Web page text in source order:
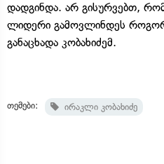
დადგინდა. არ გისურვებთ,
ლიდერი გამოვლინდეს
განაცხადა კობახიძემ.
თემები: ირაკლი კობახიძე